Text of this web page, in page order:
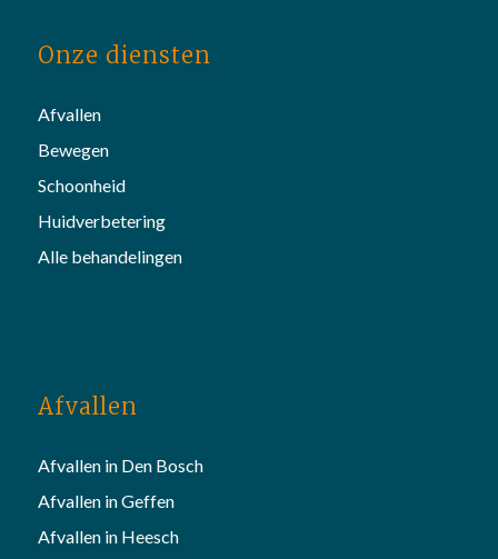
Onze diensten
Afvallen
Bewegen
Schoonheid
Huidverbetering
Alle behandelingen
Afvallen
Afvallen in Den Bosch
Afvallen in Geffen
Afvallen in Heesch